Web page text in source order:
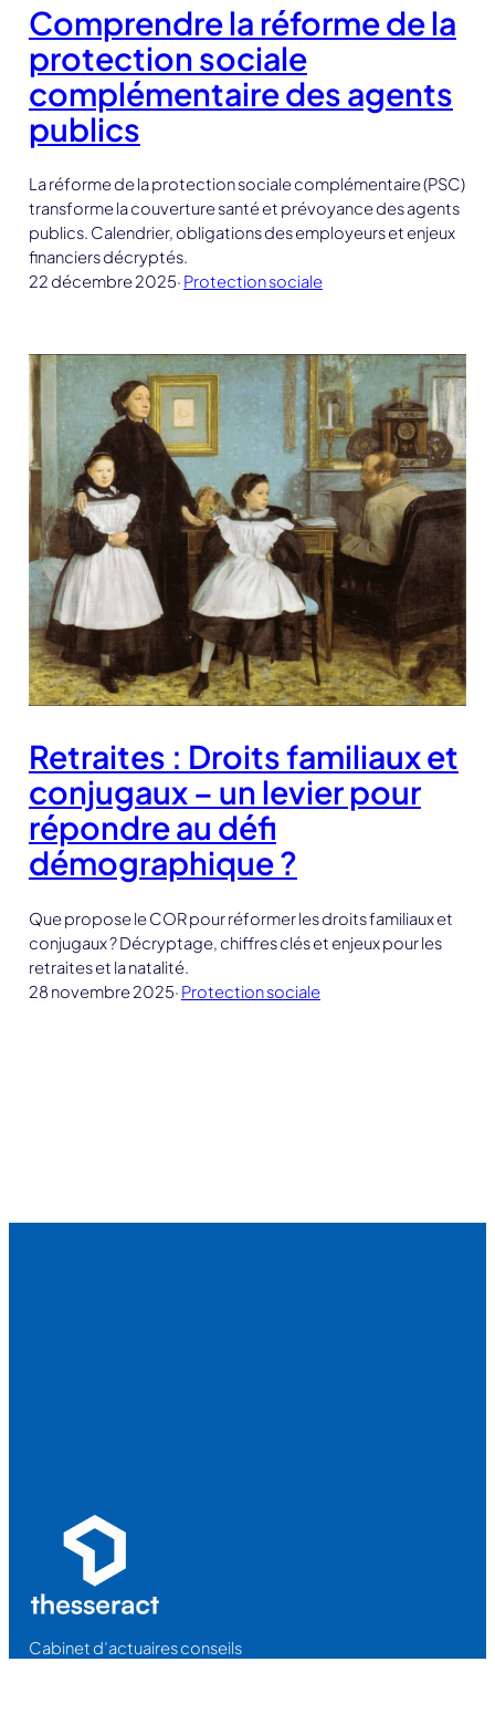
Comprendre la réforme de la
protection sociale
complémentaire des agents
publics
La réforme de la protection sociale complémentaire (PSC)
transforme la couverture santé et prévoyance des agents
publics. Calendrier, obligations des employeurs et enjeux
financiers décryptés.
22 décembre 2025· Protection sociale
Retraites : Droits familiaux et
conjugaux – un levier pour
répondre au défi
démographique ?
Que propose le COR pour réformer les droits familiaux et
conjugaux ? Décryptage, chiffres clés et enjeux pour les
retraites et la natalité.
28 novembre 2025· Protection sociale
Cabinet d’actuaires conseils